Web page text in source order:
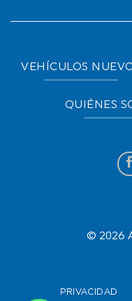
VEHÍCULOS
QUIÉNES
© 2026
PRIVACIDAD